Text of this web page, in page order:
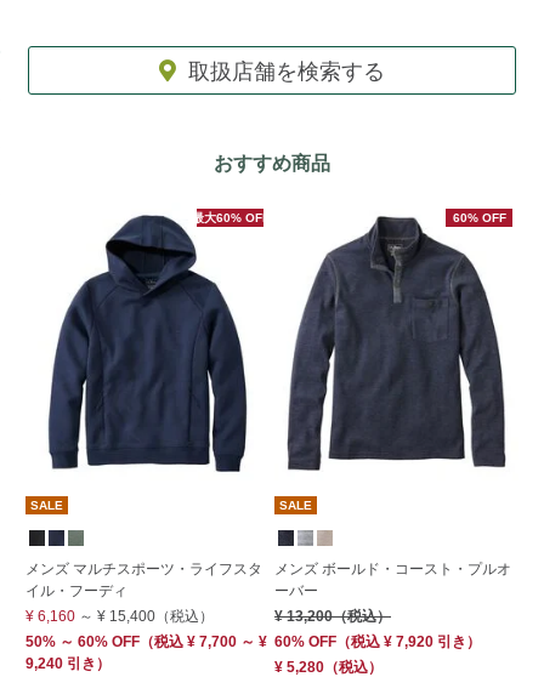
取扱店舗を検索する
おすすめ商品
最大60% OFF
SALE
メンズ マルチスポーツ・ライフスタ
イル・フーディ
¥ 6,160～ ¥ 15,400（税込）
50% ～ 60% OFF（税込 ¥ 7,700 ～ ¥
9,240 引き）
60% OFF
SALE
メンズ ボールド・コースト・プルオ
ーバー
¥ 13,200（税込）
60% OFF （税込 ¥ 7,920 引き）
¥ 5,280 （税込）